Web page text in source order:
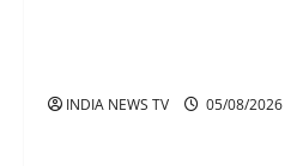
INDIA NEWS TV 05/08/2026